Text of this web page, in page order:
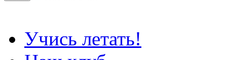
Учись летать!